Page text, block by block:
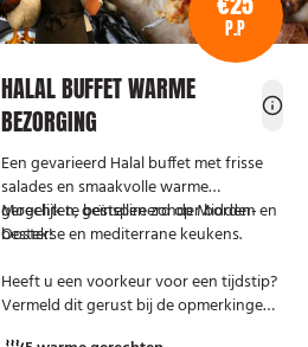
P.P
HALAL BUFFET WARME
BEZORGING
Een gevarieerd Halal buffet met frisse
salades en smaakvolle warme
gerechten, geïnspireerd op Midden-
Oosterse en mediterrane keukens.
Mogelijk te bestellen zonder borden en
bestek!
Heeft u een voorkeur voor een tijdstip?
Vermeld dit gerust bij de opmerkingen